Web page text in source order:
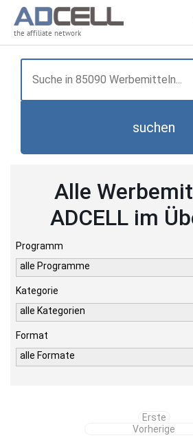
the affiliate network
suchen
Alle
ADCELL im
Programm
alle Programme
Kategorie
alle Kategorien
Format
alle Formate
Erste
Vorherige